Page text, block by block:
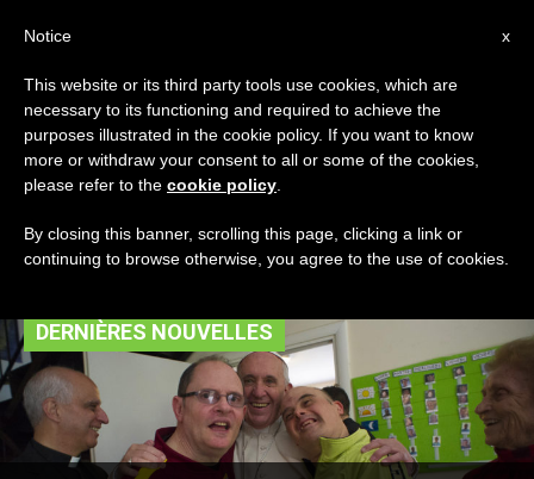
TAG
Posts Tagged ‘البا
فرنسيس’
DERNIÈRES NOUVELLES
x
Notice
This website or its third party tools use cookies, which are
necessary to its functioning and required to achieve the
purposes illustrated in the cookie policy. If you want to know
more or withdraw your consent to all or some of the cookies,
please refer to the cookie policy
By closing this banner, scrolling this page, clicking a link or
continuing to browse otherwise, you agree to the use of cookies.